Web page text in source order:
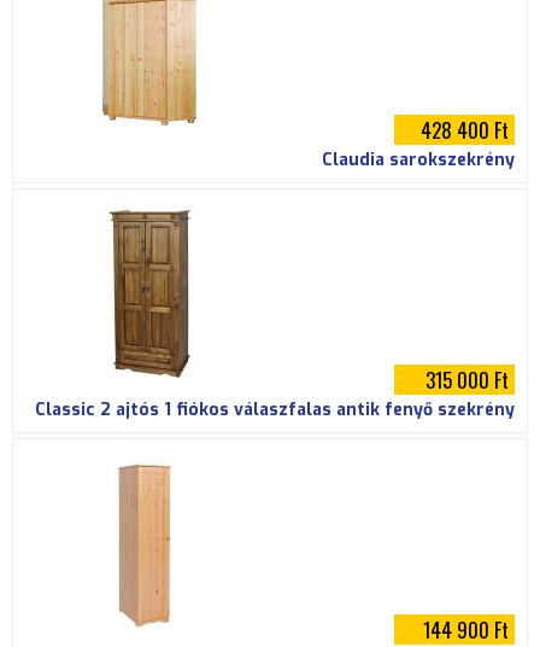
428 400 Ft
Claudia sarokszekrény
315 000 Ft
Classic 2 ajtós 1 fiókos válaszfalas antik fenyő szekrény
144 900 Ft